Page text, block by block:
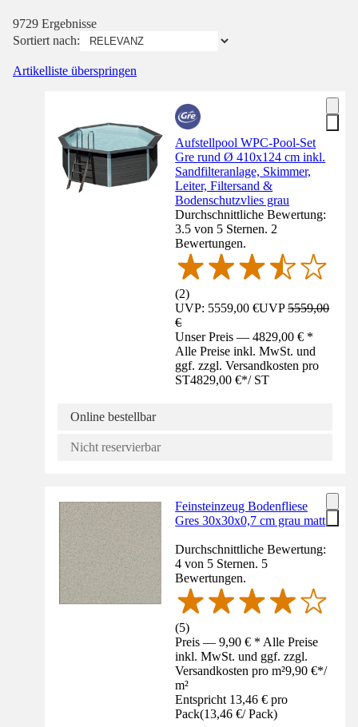
9729 Ergebnisse
Sortiert nach:
Artikelliste überspringen
Aufstellpool WPC-Pool-Set
Gre rund Ø 410x124 cm inkl.
Sandfilteranlage, Skimmer,
Leiter, Filtersand &
Bodenschutzvlies grau
Durchschnittliche Bewertung:
3.5 von 5 Sternen. 2
Bewertungen.
(2)
UVP: 5559,00 €UVP5559,00
€
Unser Preis — 4829,00 € *
Alle Preise inkl. MwSt. und
ggf. zzgl. Versandkosten pro
ST4829,00 €*/ ST
Online bestellbar
Nicht reservierbar
Feinsteinzeug Bodenfliese
Gres 30x30x0,7 cm grau matt
Durchschnittliche Bewertung:
4 von 5 Sternen. 5
Bewertungen.
(5)
Preis — 9,90 € * Alle Preise
inkl. MwSt. und ggf. zzgl.
Versandkosten pro m²9,90 €*/
m²
Entspricht 13,46 € pro
Pack(13,46 €/ Pack)